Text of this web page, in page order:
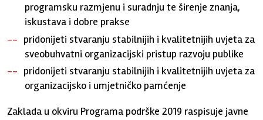
programsku razmjenu i suradnju te širenje znanja,
iskustava i dobre prakse
pridonijeti stvaranju stabilnijih i kvalitetnijih uvjeta za
sveobuhvatni organizacijski pristup razvoju publike
pridonijeti stvaranju stabilnijih i kvalitetnijih uvjeta za
organizacijsko i umjetničko pamćenje
Zaklada u okviru Programa podrške 2019 raspisuje javne